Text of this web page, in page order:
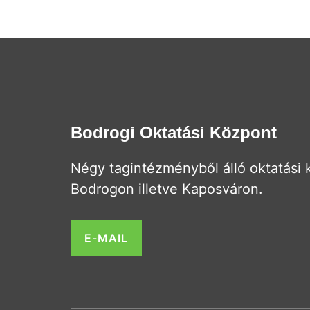
Bodrogi Oktatási Központ
Négy tagintézményből álló oktatási
Bodrogon illetve Kaposváron.
E-MAIL